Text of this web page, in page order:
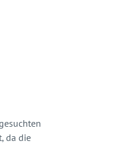
da die